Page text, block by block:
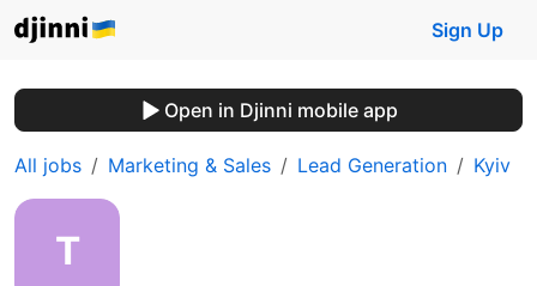
Sign Up
Open in Djinni mobile app
All jobs Marketing & Sales Lead Generation Kyiv